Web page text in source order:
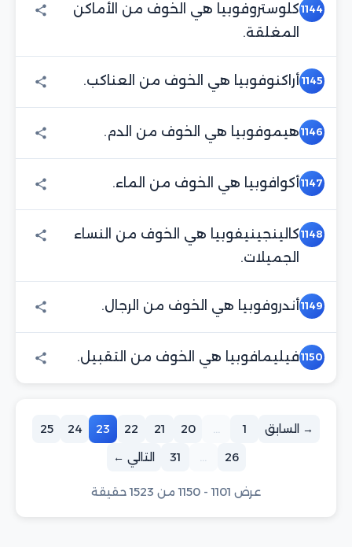
1144 كلوستروفوبيا هي الخوف من الأماكن
المغلقة.
1145 أراكنوفوبيا هي الخوف من العناكب.
1146 هيموفوبيا هي الخوف من الدم.
1147أكوافوبيا هي الخوف من الماء.
1148 كالينجينيفوبيا هي الخوف من النساء
الجميلات.
1149أندروفوبيا هي الخوف من الرجال.
1150 فيليمافوبيا هي الخوف من التقبيل.
→ السابق 1
20
21
22
23
24
25
26
31 التالي ←
عرض 1101 - 1150 من 1523 حقيقة